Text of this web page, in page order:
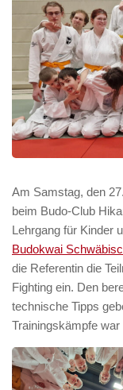
Am Samstag, den
beim Budo-Club
Lehrgang für Kinder
Budokwai
die Referentin die
Fighting ein. Den
technische Tipps
Trainingskämpfe